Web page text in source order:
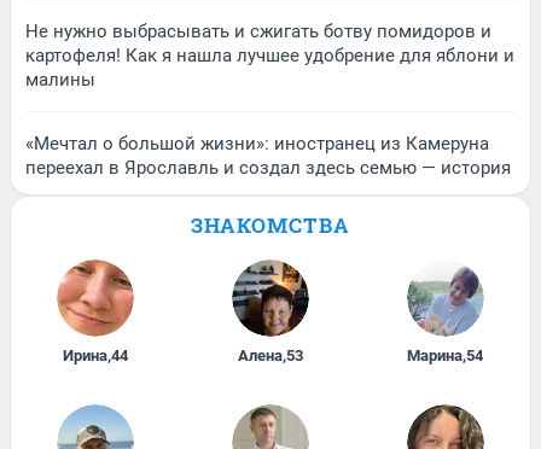
Не нужно выбрасывать и сжигать ботву помидоров и
картофеля! Как я нашла лучшее удобрение для яблони и
малины
«Мечтал о большой жизни»: иностранец из Камеруна
переехал в Ярославль и создал здесь семью — история
ЗНАКОМСТВА
Ирина,44 Алена,53 Марина,54